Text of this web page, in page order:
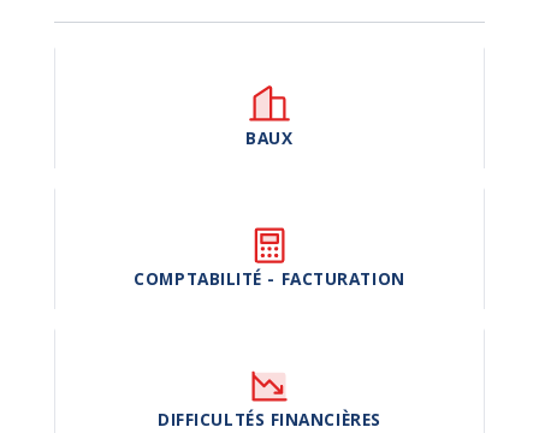
BAUX
COMPTABILITÉ - FACTURATION
DIFFICULTÉS FINANCIÈRES